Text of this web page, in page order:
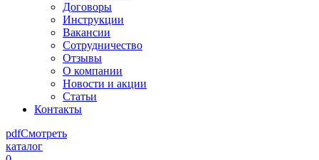
Договоры
Инструкции
Вакансии
Сотрудничество
Отзывы
О компании
Новости и акции
Статьи
Контакты
pdfСмотреть
каталог